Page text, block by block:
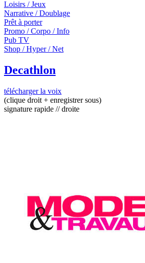
Loisirs / Jeux
Narrative / Doublage
Prêt à porter
Promo / Corpo / Info
Pub TV
Shop / Hyper / Net
Decathlon
télécharger la voix
(clique droit + enregistrer sous)
signature rapide // droite